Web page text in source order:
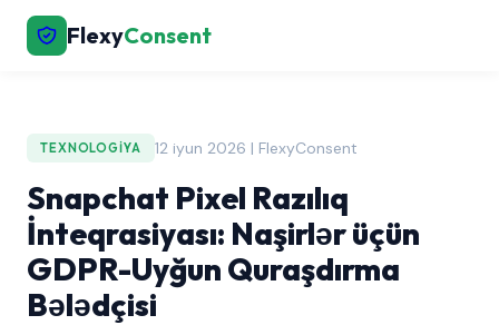
FlexyConsent
TEXNOLOGIYA 12 iyun 2026 | FlexyConsent
Snapchat Pixel Razılıq
İnteqrasiyası: Naşirlər üçün
GDPR-Uyğun Quraşdırma
Bələdçisi